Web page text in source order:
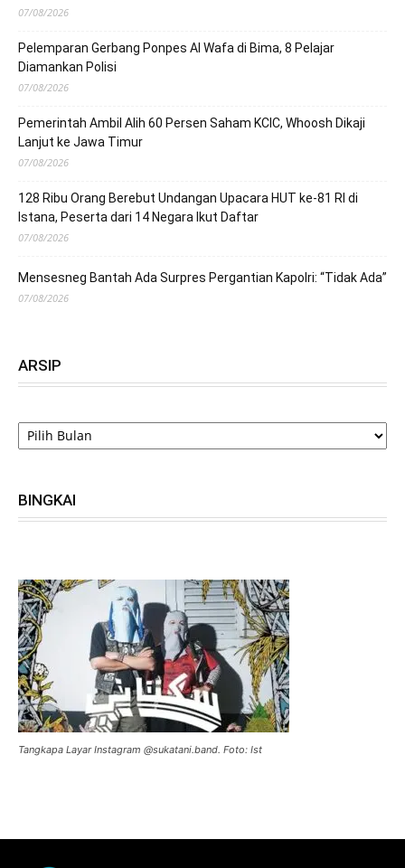
07/08/2026
Pelemparan Gerbang Ponpes Al Wafa di Bima, 8 Pelajar
Diamankan Polisi
07/08/2026
Pemerintah Ambil Alih 60 Persen Saham KCIC, Whoosh Dikaji
Lanjut ke Jawa Timur
07/08/2026
128 Ribu Orang Berebut Undangan Upacara HUT ke-81 RI di
Istana, Peserta dari 14 Negara Ikut Daftar
07/08/2026
Mensesneg Bantah Ada Surpres Pergantian Kapolri: “Tidak Ada”
07/08/2026
ARSIP
ARSIP
BINGKAI
Tangkapa Layar Instagram @sukatani.band. Foto: Ist